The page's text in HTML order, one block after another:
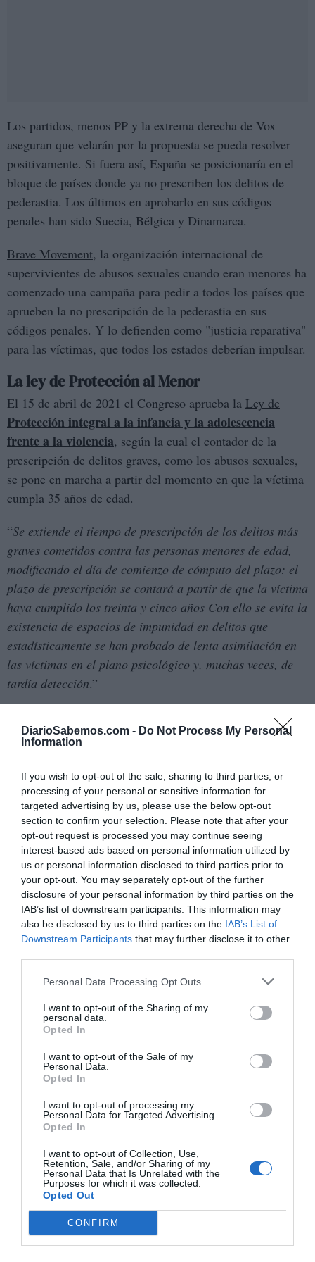
DiarioSabemos.com - Do Not Process My Personal
Information
If you wish to opt-out of the sale, sharing to third parties, or
processing of your personal or sensitive information for
targeted advertising by us, please use the below opt-out
section to confirm your selection. Please note that after your
opt-out request is processed you may continue seeing
interest-based ads based on personal information utilized by
us or personal information disclosed to third parties prior to
your opt-out. You may separately opt-out of the further
disclosure of your personal information by third parties on the
IAB’s list of downstream participants. This information may
also be disclosed by us to third parties on the IAB’s List of
Downstream Participants that may further disclose it to other
Personal Data Processing Opt Outs
I want to opt-out of the Sharing of my
personal data.
Opted In
I want to opt-out of the Sale of my
Personal Data.
Opted In
I want to opt-out of processing my
Personal Data for Targeted Advertising.
Opted In
I want to opt-out of Collection, Use,
Retention, Sale, and/or Sharing of my
Personal Data that Is Unrelated with the
Purposes for which it was collected.
Opted Out
CONFIRM
Los partidos, menos PP y la extrema derecha de Vox
aseguran que velarán por la propuesta se pueda resolver
positivamente. Si fuera así, España se posicionaría en el
bloque de países donde ya no prescriben los delitos de
pederastia. Los últimos en aprobarlo en sus códigos
penales han sido Suecia, Bélgica y Dinamarca.
Brave Movement, la organización internacional de
supervivientes de abusos sexuales cuando eran menores ha
comenzado una campaña para pedir a todos los países que
aprueben la no prescripción de la pederastia en sus
códigos penales. Y lo defienden como "justicia reparativa"
para las víctimas, que todos los estados deberían impulsar.
La ley de Protección al Menor
El 15 de abril de 2021 el Congreso aprueba la Ley de
Protección integral a la infancia y la adolescencia
frente a la violencia, según la cual el contador de la
prescripción de delitos graves, como los abusos sexuales,
se pone en marcha a partir del momento en que la víctima
cumpla 35 años de edad.
“Se extiende el tiempo de prescripción de los delitos más
graves cometidos contra las personas menores de edad,
modificando el día de comienzo de cómputo del plazo: el
plazo de prescripción se contará a partir de que la víctima
haya cumplido los treinta y cinco años Con ello se evita la
existencia de espacios de impunidad en delitos que
estadísticamente se han probado de lenta asimilación en
las víctimas en el plano psicológico y, muchas veces, de
tardía detección.”
Unos márgenes que no satisfacen nada a las víctimas, que
siempre han reclamado que no prescriban estos delitos,
través del trauma, y ​​no se ve preparada para
denunciar hasta muchos años después.
Un argumento avalado por psiquiatras
En 2016, Miguel Ángel Hurtado, víctima de agresiones
sexuales cuando era adolescente, yVicki Bernadet,
también víctima y presidenta de la fundación que lleva su
nombre y que defiende los derechos de los niños víctimas
de agresiones sexuales, acudieron al Congreso de los
Diputados a entregar más de 300.000 firmas para pedir la
no prescripción de los delitos de pederastia. Pero no
salieron adelante.
La Fundación ha trabajado desde sus inicios para que las
diferentes administraciones públicas, tanto a nivel
autonómico, local como estatal, se responsabilicen para
llevar a cabo políticas sociales en apoyo a las víctimas de
abuso sexual infantil y se comprometan en la prevención
de este maltrato que afecta a un 20% de la población. “Las
dificultades de los inicios se han ido superando de forma
que ahora podemos decir que, con una mayor
preocupación y sensibilización, se han transformado en
acciones concretas”, señalan.
Tienen esperanza
Siete años después, “tienen esperanza”. Admiten que